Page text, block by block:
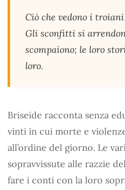
Ciò che vedono i
Gli sconfitti si
scompaiono; le loro
loro.
Briseide racconta senza
vinti in cui morte e
all’ordine del giorno. Le
sopravvissute alle razzie
fare i conti con la loro